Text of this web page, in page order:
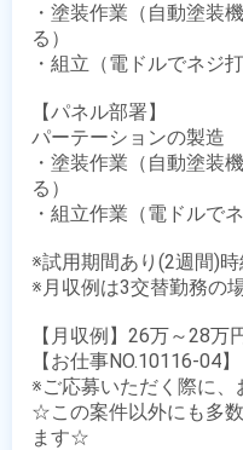
・塗装作業（自動塗装
る）
・組立（電ドルでネジ打
【パネル部署】
パーテーションの製造
・塗装作業（自動塗装
る）
・組立作業（電ドルで
※試用期間あり(2週間)
※月収例は3交替勤務の
【月収例】26万～28万
【お仕事NO.10116-04】
※ご応募いただく際に、
☆この案件以外にも多
ます☆